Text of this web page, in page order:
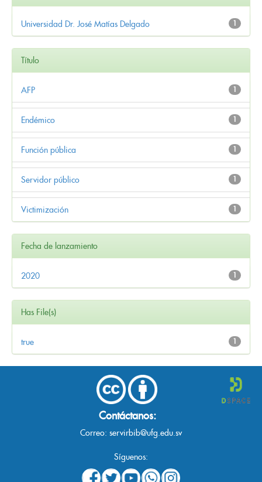
1
Universidad Dr. José Matías Delgado
Título
1
AFP
1
Endémico
1
Función pública
1
Servidor público
1
Victimización
Fecha de lanzamiento
1
2020
Has File(s)
1
true
Contáctanos:
Correo: servirbib@ufg.edu.sv
Síguenos: